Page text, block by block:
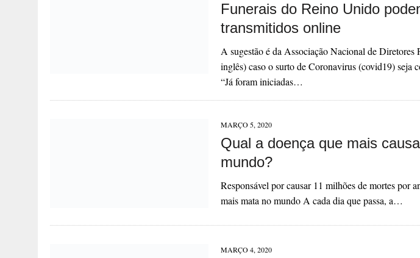
Funerais do Reino Unido
transmitidos online
A sugestão é da Associação Nacional de
inglês) caso o surto de Coronavirus (covid19) seja
“Já foram iniciadas…
MARÇO 5, 2020
Qual a doença que mais
mundo?
Responsável por causar 11 milhões de mortes por
mais mata no mundo A cada dia que passa, a…
MARÇO 4, 2020